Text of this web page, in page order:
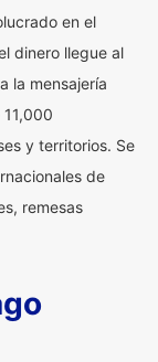
en el
dinero llegue al
la mensajería
y territorios. Se
de
remesas